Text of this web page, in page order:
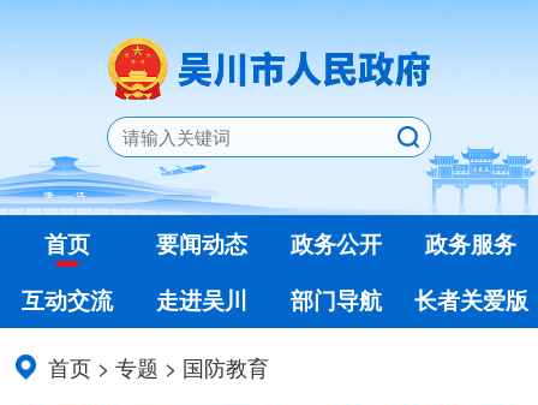
首页 要闻动态 政务公开
政务服务
互动交流
走进吴川 部门导航 长者关爱版
首页 >专题 > 国防教育